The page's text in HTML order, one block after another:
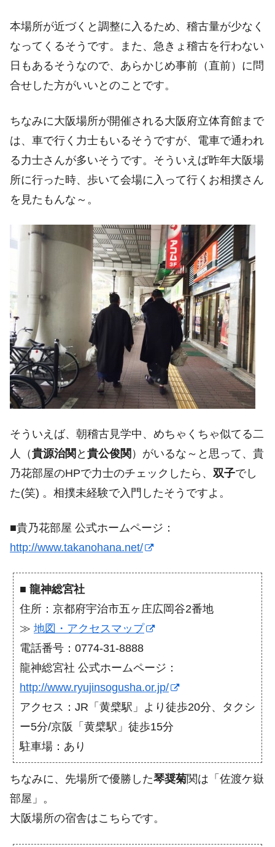
本場所が近づくと調整に入るため、稽古量が少なく
なってくるそうです。また、急きょ稽古を行わない
日もあるそうなので、あらかじめ事前（直前）に問
合せした方がいいとのことです。
ちなみに大阪場所が開催される大阪府立体育館まで
は、車で行く力士もいるそうですが、電車で通われ
る力士さんが多いそうです。そういえば昨年大阪場
所に行った時、歩いて会場に入って行くお相撲さん
を見たもんな～。
そういえば、朝稽古見学中、めちゃくちゃ似てる二
人（貴源治関 と 貴公俊関 ）がいるな～と思って、貴
乃花部屋のHPで力士のチェックしたら、 双子でし
た(笑) 。相撲未経験で入門したそうですよ。
■貴乃花部屋 公式ホームページ：
http://www.takanohana.net/
■ 龍神総宮社
住所：京都府宇治市五ヶ庄広岡谷2番地
≫ 地図・アクセスマップ
電話番号：0774-31-8888
龍神総宮社 公式ホームページ：
http://www.ryujinsogusha.or.jp/
アクセス：JR「黄檗駅」より徒歩20分、タクシ
ー5分/京阪「黄檗駅」徒歩15分
駐車場：あり
ちなみに、先場所で優勝した琴奨菊関は「佐渡ケ嶽
部屋」。
大阪場所の宿舎はこちらです。